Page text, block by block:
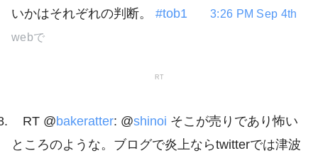
いかはそれぞれの判断。 #tob1
3:26 PM Sep 4th
webで
RT
RT @bakeratter: @shinoi そこが売りであり怖い
ところのような。ブログで炎上ならtwitterでは津波